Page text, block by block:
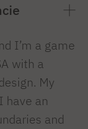
I’m a game
with a
My
have an
and